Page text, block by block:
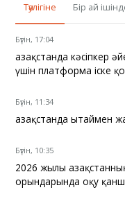
Тәулігіне
Бір ай
Бүгін, 17:04
Қазақстанда кәсіпкер
үшін платформа іске
Бүгін, 11:34
Қазақстанда Қытаймен
Бүгін, 10:35
2026 жылы
орындарында оқу